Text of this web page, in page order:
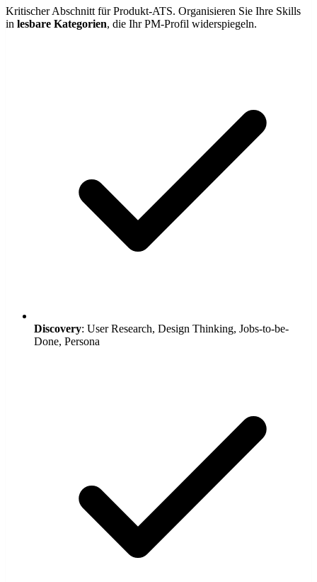
Kritischer Abschnitt für Produkt-ATS. Organisieren Sie Ihre Skills
in lesbare Kategorien, die Ihr PM-Profil widerspiegeln.
Discovery: User Research, Design Thinking, Jobs-to-be-
Done, Persona